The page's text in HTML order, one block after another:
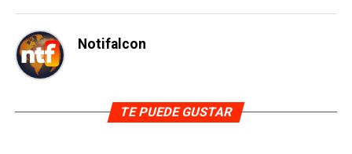
Notifalcon
TE PUEDE GUSTAR